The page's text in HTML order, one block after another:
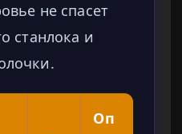
не спасет
станлока и
Оп